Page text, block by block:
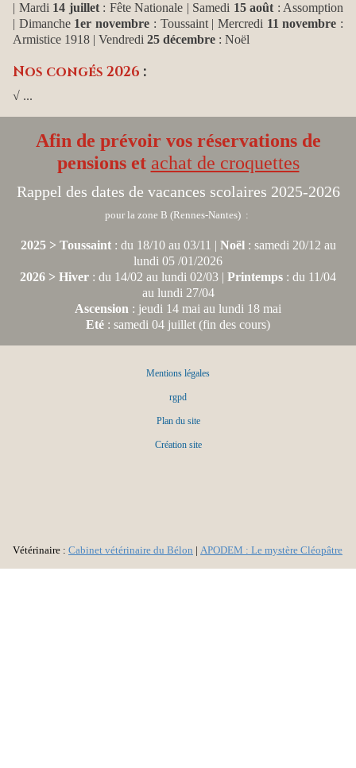
| Mardi 14 juillet : Fête Nationale | Samedi 15 août : Assomption
| Dimanche 1er novembre : Toussaint | Mercredi 11 novembre :
Armistice 1918 | Vendredi 25 décembre : Noël
Nos congés 2026 :
√ ...
Afin de prévoir vos réservations de
pensions et achat de croquettes
Rappel des dates de vacances scolaires 2025-2026
pour la zone B (Rennes-Nantes) :
2025 > Toussaint: du 18/10 au 03/11 | Noël: samedi 20/12 au
lundi 05 /01/2026
2026 > Hiver : du 14/02 au lundi 02/03 | Printemps : du 11/04
au lundi 27/04
Ascension : jeudi 14 mai au lundi 18 mai
Eté : samedi 04 juillet (fin des cours)
Mentions légales
rgpd
Plan du site
Création site
Vétérinaire : Cabinet vétérinaire du Bélon | APODEM : Le mystère Cléopâtre